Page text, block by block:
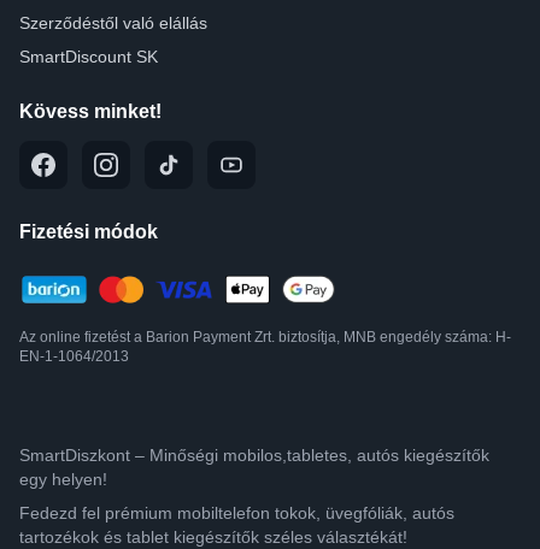
Szerződéstől való elállás
SmartDiscount SK
Kövess minket!
Fizetési módok
Az online fizetést a Barion Payment Zrt. biztosítja, MNB engedély száma: H-
EN-1-1064/2013
SmartDiszkont – Minőségi mobilos,tabletes, autós kiegészítők
egy helyen!
Fedezd fel prémium mobiltelefon tokok, üvegfóliák, autós
tartozékok és tablet kiegészítők széles választékát!